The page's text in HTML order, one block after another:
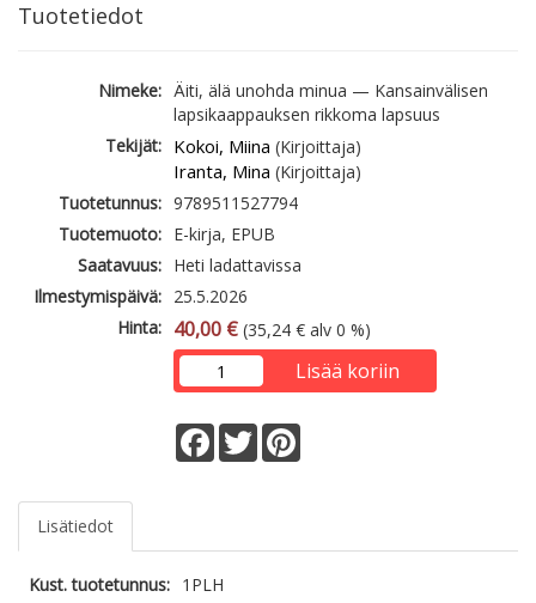
Tuotetiedot
Nimeke: Äiti, älä unohda minua — Kansainvälisen
lapsikaappauksen rikkoma lapsuus
Tekijät: Kokoi, Miina (Kirjoittaja)
Iranta, Mina (Kirjoittaja)
Tuotetunnus: 9789511527794
Tuotemuoto: E-kirja, EPUB
Saatavuus: Heti ladattavissa
Ilmestymispäivä: 25.5.2026
Hinta: 40,00 € (35,24 € alv 0 %)
Lisää koriin
Facebook
Twitter
Lisätiedot
Kust. tuotetunnus: 1PLH